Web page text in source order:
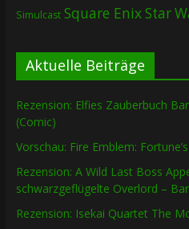
Simulcast Square EnixStar
Aktuelle Beiträge
Rezension: Elfies Zauberbuch
(Comic)
Vorschau: Fire Emblem:
Rezension: A Wild Last Boss
schwarzgeflügelte Overlord –
Rezension: Isekai Quartet The